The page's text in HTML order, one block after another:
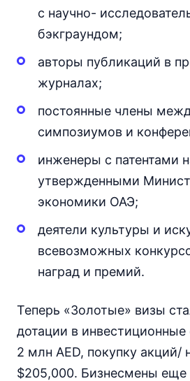
с научно-
бэкграундом;
авторы публикаций в
журналах;
постоянные члены
симпозиумов и
инженеры с патентами
утвержденными
экономики ОАЭ;
деятели культуры и
всевозможных
наград и премий.
Теперь «Золотые» визы
дотации в
2 млн AED, покупку акций/
$205,000. Бизнесмены еще